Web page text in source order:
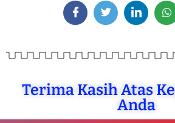
Terima Kasih Atas
Anda